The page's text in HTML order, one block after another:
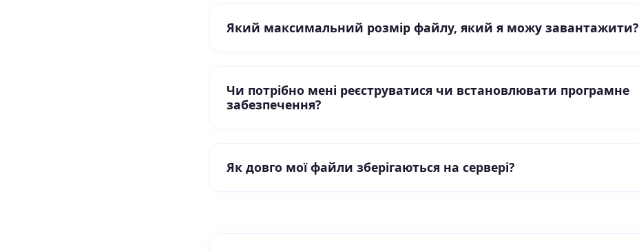
Який максимальний розмір файлу, який я можу завантажити?
Чи потрібно мені реєструватися чи встановлювати програмне
забезпечення?
Як довго мої файли зберігаються на сервері?